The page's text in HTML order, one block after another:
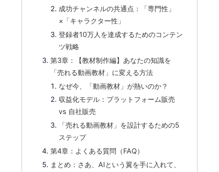
成功チャンネルの共通点：「専門性」
×「キャラクター性」
登録者10万人を達成するためのコンテン
ツ戦略
第3章：【教材制作編】あなたの知識を
「売れる動画教材」に変える方法
なぜ今、「動画教材」が熱いのか？
収益化モデル：プラットフォーム販売
vs 自社販売
「売れる動画教材」を設計するための5
ステップ
第4章：よくある質問（FAQ）
まとめ：さあ、AIという翼を手に入れて、